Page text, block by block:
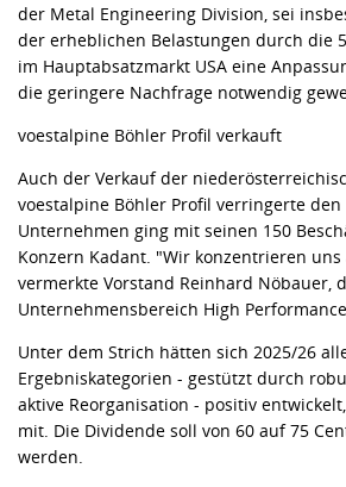
der Metal Engineering Division, sei
der erheblichen Belastungen durch die
im Hauptabsatzmarkt USA eine
die geringere Nachfrage notwendig
voestalpine Böhler Profil verkauft
Auch der Verkauf der
voestalpine Böhler Profil verringerte den
Unternehmen ging mit seinen 150
Konzern Kadant. "Wir konzentrieren
vermerkte Vorstand Reinhard Nöbauer,
Unternehmensbereich High
Unter dem Strich hätten sich 2025/26
Ergebniskategorien - gestützt durch
aktive Reorganisation - positiv
mit. Die Dividende soll von 60 auf 75
werden.